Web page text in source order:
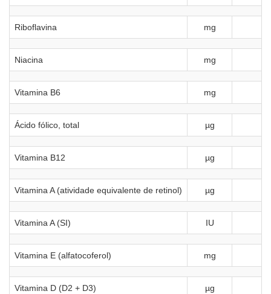
Riboflavina mg
Niacina mg
Vitamina B6 mg
Ácido fólico, total µg
Vitamina B12 µg
Vitamina A (atividade equivalente de retinol) µg
Vitamina A (SI) IU
Vitamina E (alfatocoferol) mg
Vitamina D (D2 + D3) µg